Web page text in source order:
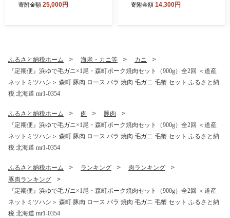
蟹 ガニ がに 森町 毛蟹 毛か
寄附金額 25,000円
シ》 森町 いかめし 烏賊めし
寄附金額 14,300円
ふるさと納税ホーム 海老・カニ等
カニ
『定期便』浜ゆで毛ガニ×1尾・森町ポーク焼肉セット（900g）全2回 ＜道産
ネットミツハシ＞ 森町 豚肉 ロース バラ 焼肉 毛ガニ 毛蟹 セット ふるさと納
税 北海道 mr1-0354
ふるさと納税ホーム 肉
豚肉
『定期便』浜ゆで毛ガニ×1尾・森町ポーク焼肉セット（900g）全2回 ＜道産
ネットミツハシ＞ 森町 豚肉 ロース バラ 焼肉 毛ガニ 毛蟹 セット ふるさと納
税 北海道 mr1-0354
ふるさと納税ホーム ランキング
肉ランキング
豚肉ランキング
『定期便』浜ゆで毛ガニ×1尾・森町ポーク焼肉セット（900g）全2回 ＜道産
ネットミツハシ＞ 森町 豚肉 ロース バラ 焼肉 毛ガニ 毛蟹 セット ふるさと納
税 北海道 mr1-0354